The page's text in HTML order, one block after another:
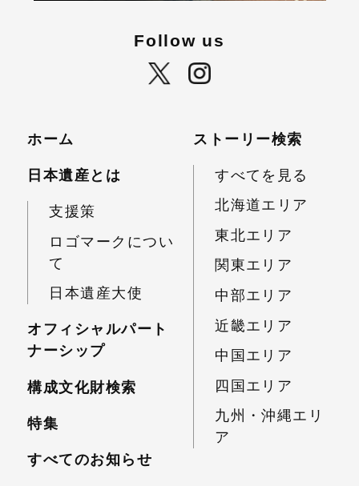
Follow us
ホーム
日本遺産とは
支援策
ロゴマークについ
て
日本遺産大使
オフィシャルパート
ナーシップ
構成文化財検索
特集
すべてのお知らせ
ストーリー検索
すべてを見る
北海道エリア
東北エリア
関東エリア
中部エリア
近畿エリア
中国エリア
四国エリア
九州・沖縄エリ
ア